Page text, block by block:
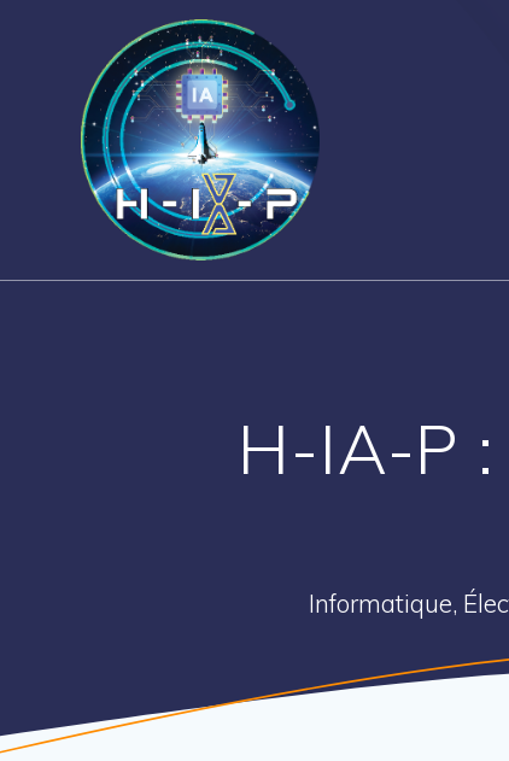
H-IA-P
Informatique,